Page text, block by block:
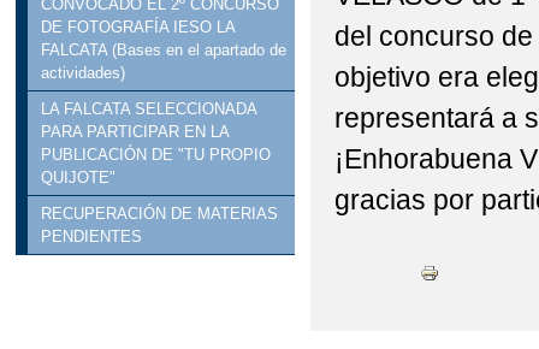
CONVOCADO EL 2º CONCURSO
DE FOTOGRAFÍA IESO LA
FALCATA (Bases en el apartado de
actividades)
LA FALCATA SELECCIONADA
PARA PARTICIPAR EN LA
PUBLICACIÓN DE "TU PROPIO
QUIJOTE"
RECUPERACIÓN DE MATERIAS
PENDIENTES
del concurso
objetivo era
representará a
¡Enhorabuena
gracias por